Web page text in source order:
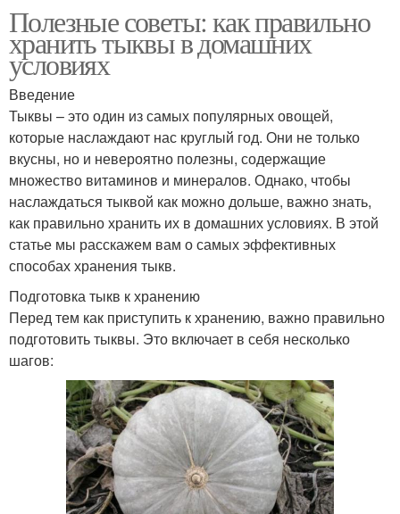
Полезные советы: как правильно
хранить тыквы в домашних
условиях
Введение
Тыквы – это один из самых популярных овощей,
которые наслаждают нас круглый год. Они не только
вкусны, но и невероятно полезны, содержащие
множество витаминов и минералов. Однако, чтобы
наслаждаться тыквой как можно дольше, важно знать,
как правильно хранить их в домашних условиях. В этой
статье мы расскажем вам о самых эффективных
способах хранения тыкв.
Подготовка тыкв к хранению
Перед тем как приступить к хранению, важно правильно
подготовить тыквы. Это включает в себя несколько
шагов: